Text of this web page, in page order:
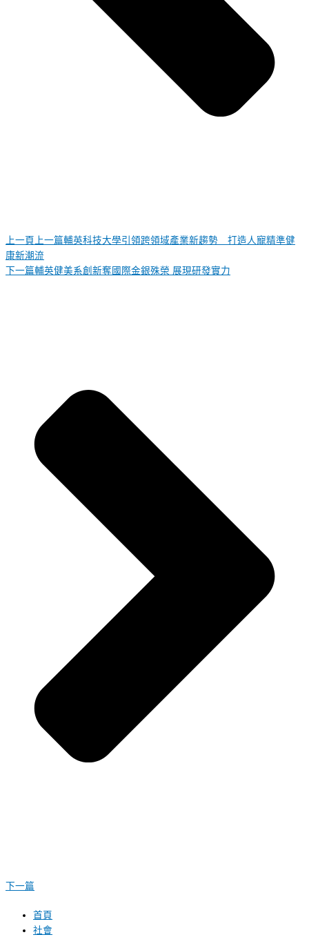
上一頁 上一篇輔英科技大學引領跨領域產業新趨勢 打造人寵精準健
康新潮流
下一篇輔英健美系創新奪國際金銀殊榮 展現研發實力
下一篇
首頁
社會